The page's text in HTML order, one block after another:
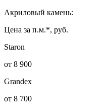
Акриловый камень:
Цена за п.м.*, руб.
Staron
от 8 900
Grandex
от 8 700